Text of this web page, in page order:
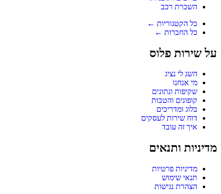
השכרת רכב
כל הקטגוריות ←
כל החברות ←
על שירות פלוס
השג לי נציג
מי אנחנו
שקיפות ונתונים
קופונים והטבות
בלוג ומדריכים
דוח שירות לעסקים
איך זה עובד
מדיניות ותנאים
מדיניות פרטיות
תנאי שימוש
הצהרת נגישות